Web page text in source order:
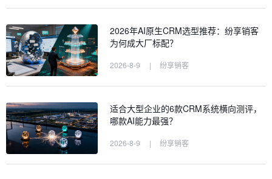
2026年AI原生CRM选型推荐：纷享销客
为何成大厂标配？
2026-8-9 | 纷享销客
适合大型企业的6款CRM系统横向测评，
哪款AI能力最强？
2026-8-9 | 纷享销客